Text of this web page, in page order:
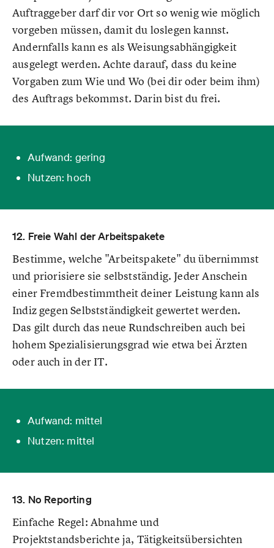
Auftraggeber darf dir vor Ort so wenig wie möglich
vorgeben müssen, damit du loslegen kannst.
Andernfalls kann es als Weisungsabhängigkeit
ausgelegt werden. Achte darauf, dass du keine
Vorgaben zum Wie und Wo (bei dir oder beim ihm)
des Auftrags bekommst. Darin bist du frei.
Aufwand: gering
Nutzen: hoch
12. Freie Wahl der Arbeitspakete
Bestimme, welche "Arbeitspakete" du übernimmst
und priorisiere sie selbstständig. Jeder Anschein
einer Fremdbestimmtheit deiner Leistung kann als
Indiz gegen Selbstständigkeit gewertet werden.
Das gilt durch das neue Rundschreiben auch bei
hohem Spezialisierungsgrad wie etwa bei Ärzten
oder auch in der IT.
Aufwand: mittel
Nutzen: mittel
13. No Reporting
Einfache Regel: Abnahme und
Projektstandsberichte ja, Tätigkeitsübersichten